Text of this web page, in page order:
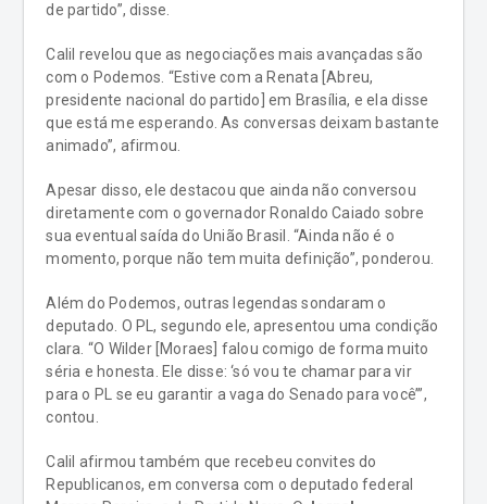
de partido”, disse.
Calil revelou que as negociações mais avançadas são
com o Podemos. “Estive com a Renata [Abreu,
presidente nacional do partido] em Brasília, e ela disse
que está me esperando. As conversas deixam bastante
animado”, afirmou.
Apesar disso, ele destacou que ainda não conversou
diretamente com o governador Ronaldo Caiado sobre
sua eventual saída do União Brasil. “Ainda não é o
momento, porque não tem muita definição”, ponderou.
Além do Podemos, outras legendas sondaram o
deputado. O PL, segundo ele, apresentou uma condição
clara. “O Wilder [Moraes] falou comigo de forma muito
séria e honesta. Ele disse: ‘só vou te chamar para vir
para o PL se eu garantir a vaga do Senado para você’”,
contou.
Calil afirmou também que recebeu convites do
Republicanos, em conversa com o deputado federal